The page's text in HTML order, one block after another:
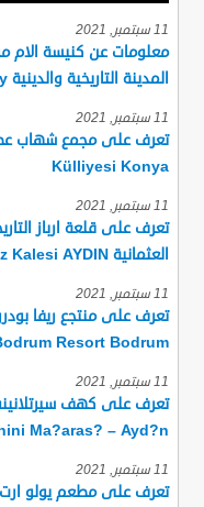
11 سبتمبر, 2021
معلومات عن كنيسة الام
المدينة التاريخية والدينية Meryem Ana Katolik Kilisesi Hatay
11 سبتمبر, 2021
Külliyesi Konya
11 سبتمبر, 2021
تعرف على قلعة ارباز
العثمانية Arpaz Kalesi AYDIN
11 سبتمبر, 2021
تعرف على منتجع ريفا
Resort Bodrum
11 سبتمبر, 2021
تعرف على كهف
Ma?aras? – Ayd?n
11 سبتمبر, 2021
تعرف على مطعم يولو